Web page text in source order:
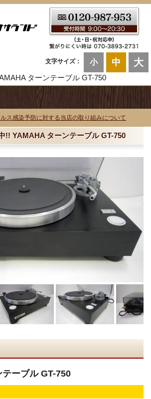
文字サイズ： 小 中 大
ターンテーブル GT-750
ルス感染予防に対する当店の取り組みについて
!! YAMAHA ターンテーブル GT-750
ーブル GT-750